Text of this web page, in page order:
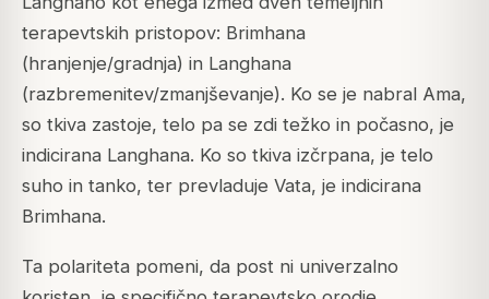
terapevtskih pristopov: Brimhana
(hranjenje/gradnja) in Langhana
(razbremenitev/zmanjševanje). Ko se je nabral Ama,
so tkiva zastoje, telo pa se zdi težko in počasno, je
indicirana Langhana. Ko so tkiva izčrpana, je telo
suho in tanko, ter prevladuje Vata, je indicirana
Brimhana.
Ta polariteta pomeni, da post ni univerzalno